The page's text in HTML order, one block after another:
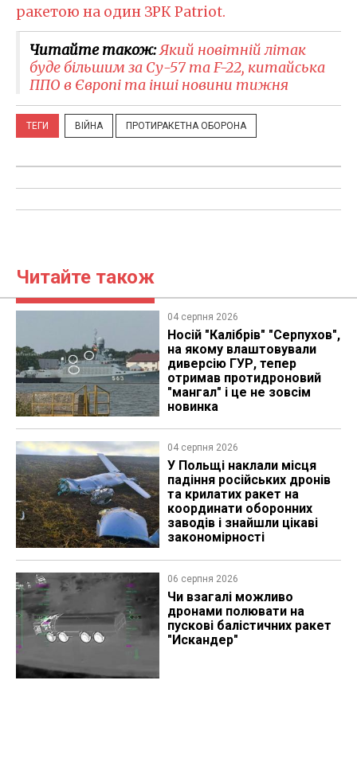
ракетою на один ЗРК Patriot.
Читайте також:Який новітній літак
буде більшим за Су-57 та F-22, китайська
ППО в Європі та інші новини тижня
ТЕГИ ВІЙНА ПРОТИРАКЕТНА ОБОРОНА
Читайте також
04 серпня 2026
Носій "Калібрів" "Серпухов",
на якому влаштовували
диверсію ГУР, тепер
отримав протидроновий
"мангал" і це не зовсім
новинка
04 серпня 2026
У Польщі наклали місця
падіння російських дронів
та крилатих ракет на
координати оборонних
заводів і знайшли цікаві
закономірності
06 серпня 2026
Чи взагалі можливо
дронами полювати на
пускові балістичних ракет
"Искандер"